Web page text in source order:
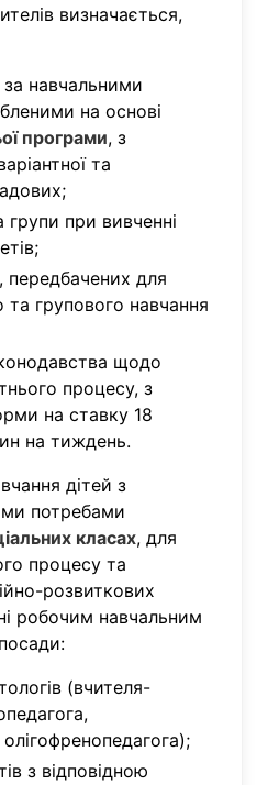
визначається,
за навчальними
на основі
програми, з
та
групи при вивченні
передбачених для
та групового навчання
щодо
процесу, з
на ставку 18
на тиждень.
дітей з
потребами
класах, для
процесу та
розвиткових
робочим навчальним
(вчителя-
з відповідною